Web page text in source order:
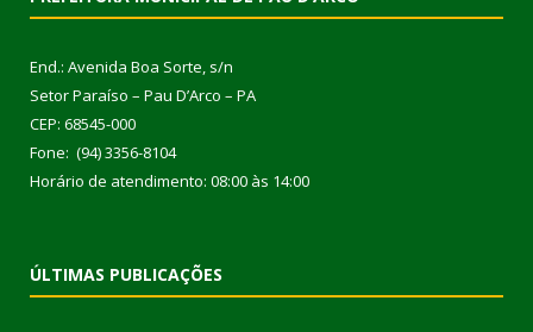
End.: Avenida Boa Sorte, s/n
Setor Paraíso – Pau D’Arco – PA
CEP: 68545-000
Fone: (94) 3356-8104
Horário de atendimento: 08:00 às 14:00
ÚLTIMAS PUBLICAÇÕES